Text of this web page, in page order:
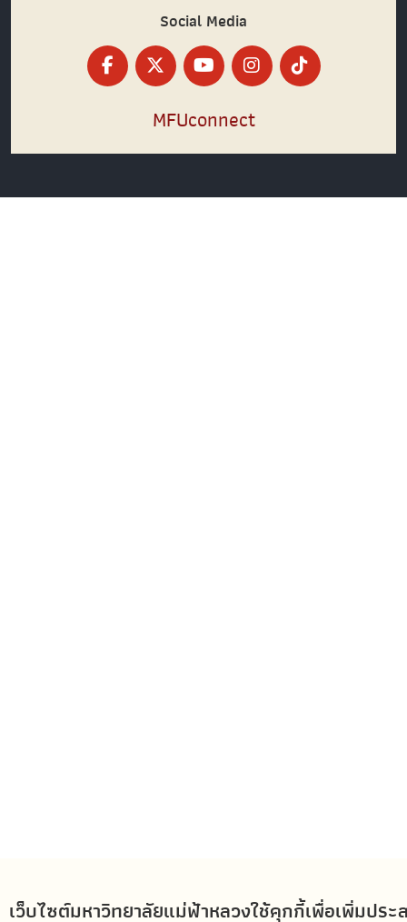
เว็บไซต์มหาวิทยาลัยแม่ฟ้าหลวงใช้คุกกี้เพื่อเพิ่มปร
Social Media
MFUconnect